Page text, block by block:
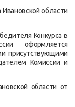
Ивановской области
Конкурса в
оформляется
присутствующими
Комиссии и
области от